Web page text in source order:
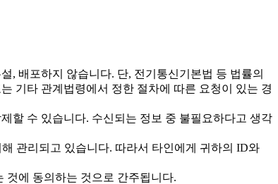
, 배포하지 않습니다. 단, 전기통신기본법 등 법률의
기타 관계법령에서 정한 절차에 따른 요청이 있는 경
할 수 있습니다. 수신되는 정보 중 불필요하다고 생각
관리되고 있습니다. 따라서 타인에게 귀하의 ID와
것에 동의하는 것으로 간주됩니다.